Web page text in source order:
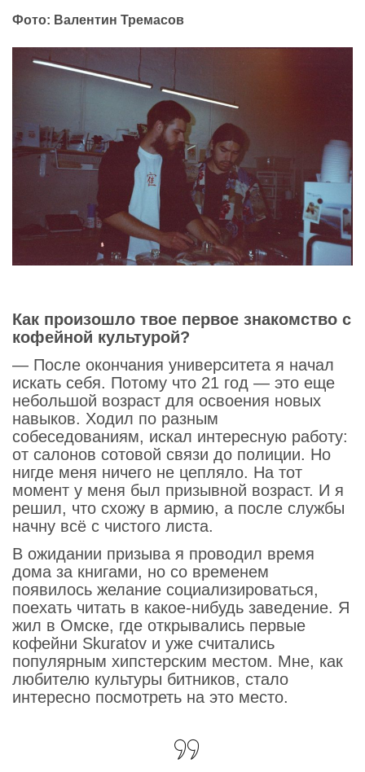
Фото: Валентин Тремасов
Как произошло твое первое знакомство с
кофейной культурой?
— После окончания университета я начал
искать себя. Потому что 21 год — это еще
небольшой возраст для освоения новых
навыков. Ходил по разным
собеседованиям, искал интересную работу:
от салонов сотовой связи до полиции. Но
нигде меня ничего не цепляло. На тот
момент у меня был призывной возраст. И я
решил, что схожу в армию, а после службы
начну всё с чистого листа.
В ожидании призыва я проводил время
дома за книгами, но со временем
появилось желание социализироваться,
поехать читать в какое-нибудь заведение. Я
жил в Омске, где открывались первые
кофейни Skuratov и уже считались
популярным хипстерским местом. Мне, как
любителю культуры битников, стало
интересно посмотреть на это место.